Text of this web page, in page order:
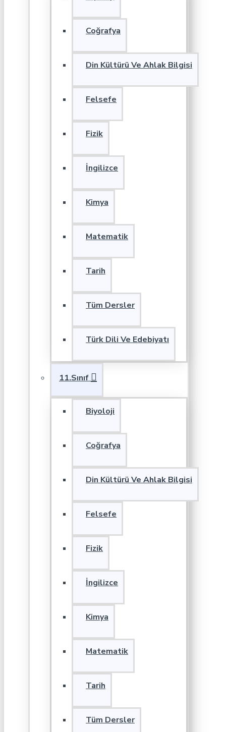
Coğrafya
Din Kültürü Ve Ahlak Bilgisi
Felsefe
Fizik
İngilizce
Kimya
Matematik
Tarih
Tüm Dersler
Türk Dili Ve Edebiyatı
11.Sınıf
Biyoloji
Coğrafya
Din Kültürü Ve Ahlak Bilgisi
Felsefe
Fizik
İngilizce
Kimya
Matematik
Tarih
Tüm Dersler